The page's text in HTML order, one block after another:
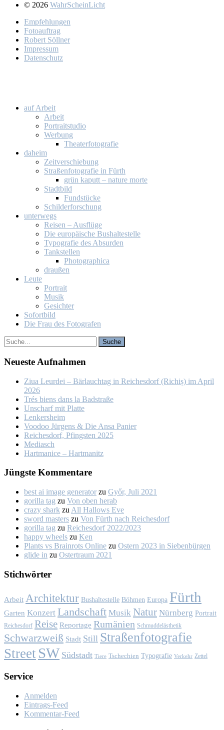
© 2026 WahrScheinLicht
Emp­feh­lun­gen
Fo­to­auf­trag
Ro­bert Söll­ner
Im­pres­sum
Da­ten­schutz
auf Ar­beit
Ar­beit
Por­trait­stu­dio
Wer­bung
Thea­ter­fo­to­gra­fie
da­heim
Zeit­ver­schie­bung
Stra­ßen­fo­to­gra­fie in Fürth
grün ka­putt – na­tu­re mor­te
Stadt­bild
Fund­stü­cke
Schil­der­for­schung
un­ter­wegs
Rei­sen – Aus­flü­ge
Die eu­ro­päi­sche Bus­hal­te­stel­le
Ty­po­gra­fie des Ab­sur­den
Tank­stel­len
Pho­to­gra­phi­ca
drau­ßen
Leu­te
Por­trait
Mu­sik
Ge­sich­ter
So­fort­bild
Die Frau des Fo­to­gra­fen
Neu­es­te Auf­nah­men
Ziua Leur­dei – Bär­lauch­tag in Rei­ches­dorf (Ri­chiș) im April
2026
Trés biens dans la Bad­stra­ße
Un­scharf mit Plat­te
Len­kers­heim
Voo­doo Jür­gens & Die An­sa Pa­nier
Rei­ches­dorf, Pfings­ten 2025
Me­dia­sch
Hart­ma­nice – Hart­ma­nitz
Jüngs­te Kom­men­ta­re
best ai image generator zu Győr, Ju­li 2021
gorilla tag zu Von oben her­ab
crazy shark zu All Hal­lows Eve
sword masters zu Von Fürth nach Rei­ches­dorf
gorilla tag zu Rei­ches­dorf 2022/2023
happy wheels zu Ken
Plants vs Brainrots Online zu Os­tern 2023 in Sie­ben­bür­gen
glide in zu Os­ter­traum 2021
Stich­wör­ter
Arbeit Architektur Bushaltestelle Böhmen Europa Fürth
Garten Konzert Landschaft Musik Natur Nürnberg Portrait
Reichesdorf Reise Reportage Rumänien Schmuddelästhetik
Schwarzweiß Stadt Still Straßenfotografie
Street SW Südstadt Tiere Tschechien Typografie Verkehr Zettel
Ser­vice
Anmelden
Eintrags-Feed
Kommentar-Feed